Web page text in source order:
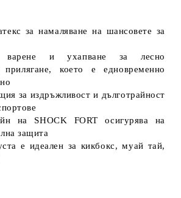
за намаляване на шансовете за
варене и ухапване за лесно
прилягане, което е едновременно
за издръжливост и дълготрайност
на SHOCK FORT осигурява на
защита
е идеален за кикбокс, муай тай,